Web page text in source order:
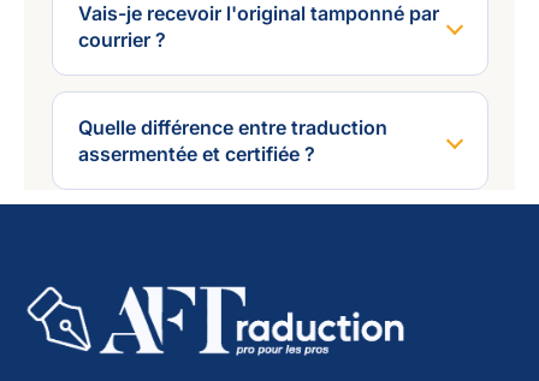
Vais-je recevoir l'original tamponné par
courrier ?
Quelle différence entre traduction
assermentée et certifiée ?